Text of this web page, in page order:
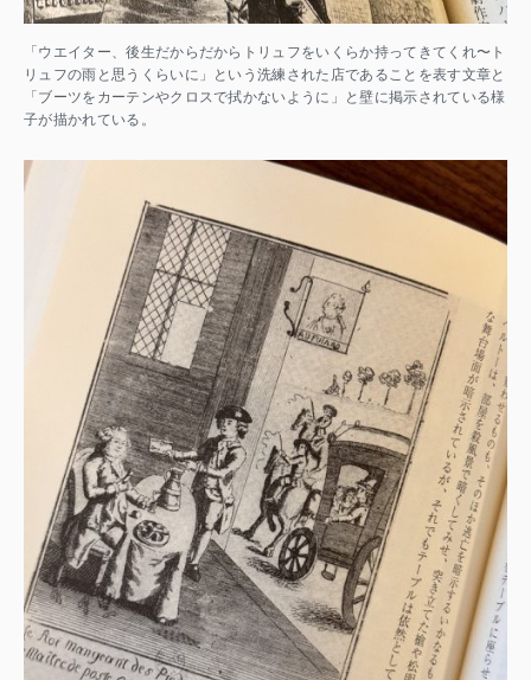
「ウエイター、後生だからだからトリュフをいくらか持ってきてくれ〜ト
リュフの雨と思うくらいに」という洗練された店であることを表す文章と
「ブーツをカーテンやクロスで拭かないように」と壁に掲示されている様
子が描かれている。